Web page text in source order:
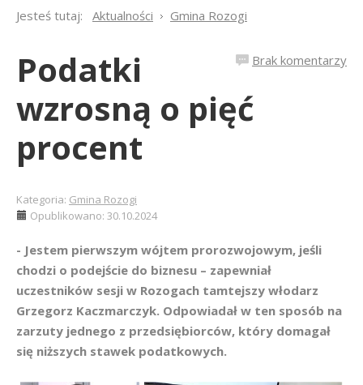
Jesteś tutaj: Aktualności Gmina Rozogi
Brak komentarzy
Podatki
wzrosną o pięć
procent
Kategoria: Gmina Rozogi
Opublikowano: 30.10.2024
- Jestem pierwszym wójtem prorozwojowym, jeśli
chodzi o podejście do biznesu – zapewniał
uczestników sesji w Rozogach tamtejszy włodarz
Grzegorz Kaczmarczyk. Odpowiadał w ten sposób na
zarzuty jednego z przedsiębiorców, który domagał
się niższych stawek podatkowych.